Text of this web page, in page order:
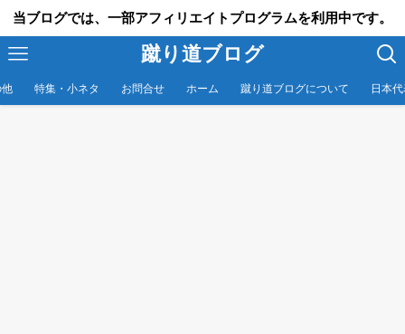
当ブログでは、一部アフィリエイトプログラムを利用中です。
蹴り道ブログ
特集・小ネタ お問合せ ホーム 蹴り道ブログについて 日本